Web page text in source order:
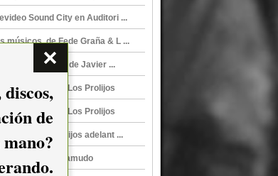
Sound City en Auditori ...
músicos, de Fede Graña & L ...
Diario de Viaje, de Javier ...
Fede Graña y Los Prolijos
de Fede Graña & Los Prolijos
Graña & Los Prolijos adelant ...
Graña en El Tartamudo
de